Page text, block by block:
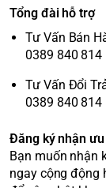
Tổng đài hỗ trợ
Tư Vấn Bán
0389 840 814
Tư Vấn Đổi
0389 840 814
Đăng ký nhận
Bạn muốn nhận
ngay cộng động